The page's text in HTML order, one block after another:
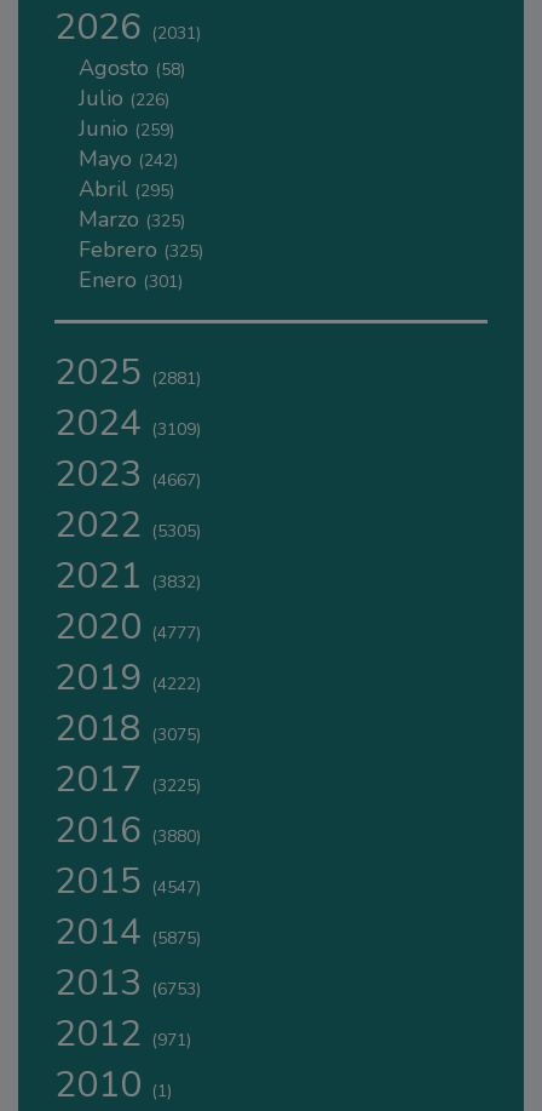
2026 (2031)
Agosto (58)
Julio (226)
Junio (259)
Mayo (242)
Abril (295)
Marzo (325)
Febrero (325)
Enero (301)
2025 (2881)
2024 (3109)
2023 (4667)
2022 (5305)
2021 (3832)
2020 (4777)
2019 (4222)
2018 (3075)
2017 (3225)
2016 (3880)
2015 (4547)
2014 (5875)
2013 (6753)
2012 (971)
2010 (1)